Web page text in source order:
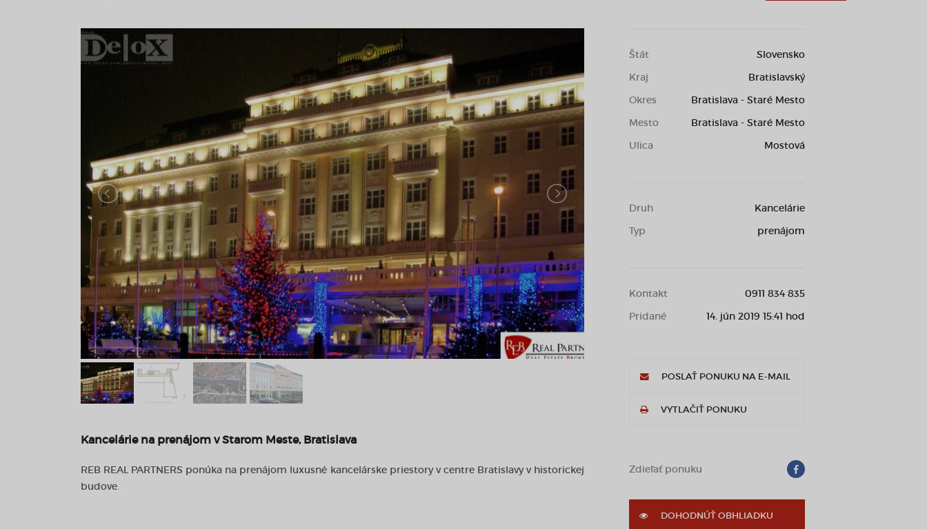
Kancelárie na prenájom v Starom Meste, Bratislava
REB REAL PARTNERS ponúka na prenájom luxusné kancelárske priestory v centre Bratislavy v historickej
budove.
Štát
Slovensko
Kraj
Bratislavský
Okres
Bratislava - Staré Mesto
Mesto
Bratislava - Staré Mesto
Ulica
Mostová
Druh
Kancelárie
Typ
prenájom
Kontakt
0911 834 835
Pridané
14. jún 2019 15:41 hod
POSLAŤ PONUKU NA E-MAIL
VYTLAČIŤ PONUKU
Zdieľať ponuku
DOHODNÚŤ OBHLIADKU